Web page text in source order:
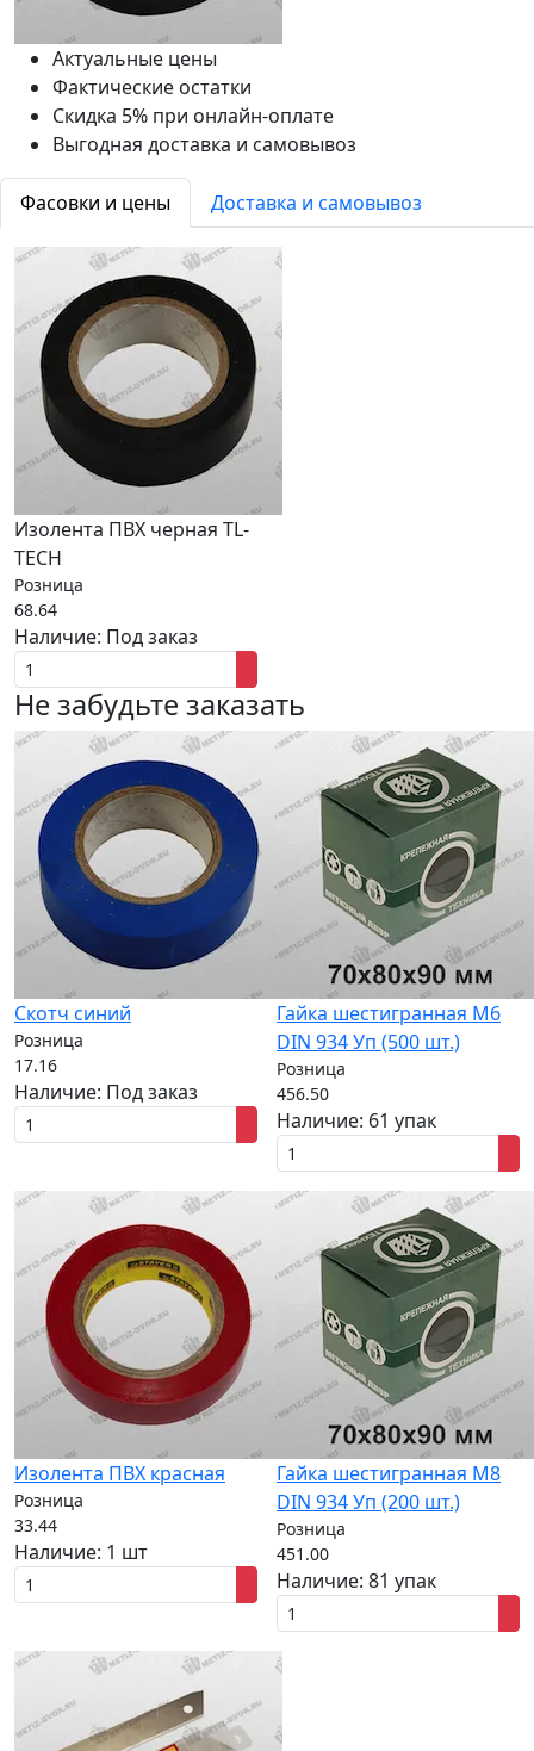
Актуальные цены
Фактические остатки
Скидка 5% при онлайн-оплате
Выгодная доставка и самовывоз
Фасовки и цены Доставка и самовывоз
Изолента ПВХ черная TL-
TECH
Розница
68.64
Наличие: Под заказ
Не забудьте заказать
Скотч синий
Розница
17.16
Наличие: Под заказ
Гайка шестигранная M6
DIN 934 Уп (500 шт.)
Розница
456.50
Наличие: 61 упак
Изолента ПВХ красная
Розница
33.44
Наличие: 1 шт
Гайка шестигранная M8
DIN 934 Уп (200 шт.)
Розница
451.00
Наличие: 81 упак